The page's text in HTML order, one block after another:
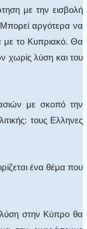
με την εισβολή
Μπορεί αργότερα να
με το Κυπριακό. Θα
χωρίς λύση και του
με σκοπό την
τους Ελληνες
ένα θέμα που
λύση στην Κύπρο θα